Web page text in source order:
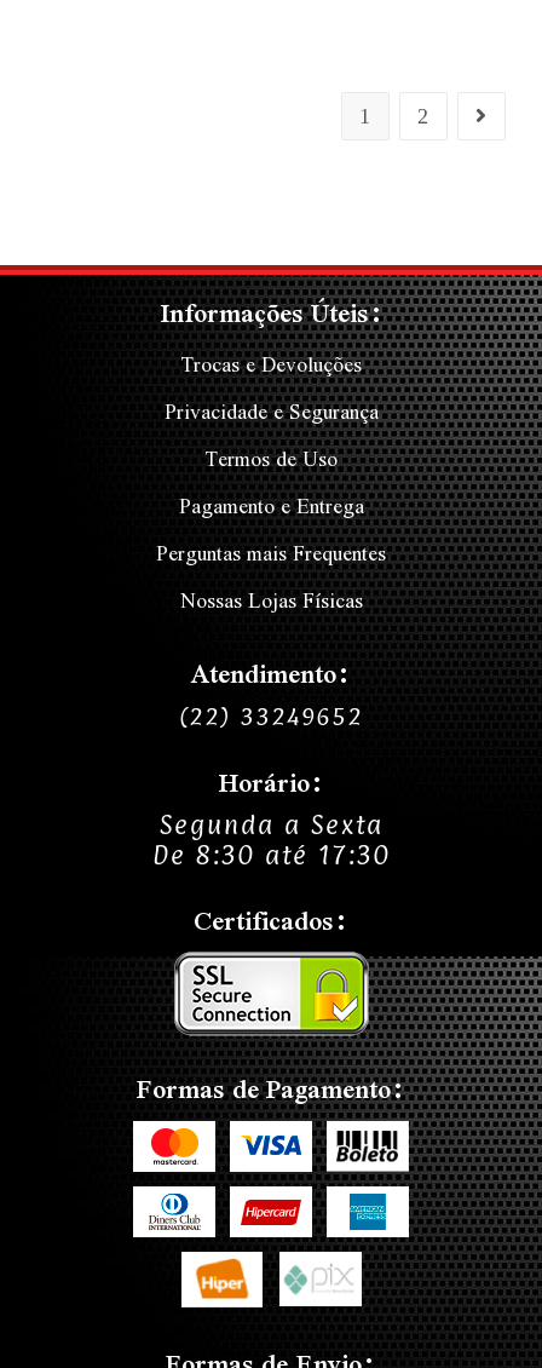
1 2
Informações Úteis:
Trocas e Devoluções
Privacidade e Segurança
Termos de Uso
Pagamento e Entrega
Perguntas mais Frequentes
Nossas Lojas Físicas
Atendimento:
(22) 33249652
Horário:
Segunda a Sexta
De 8:30 até 17:30
Certificados:
Formas de Pagamento: